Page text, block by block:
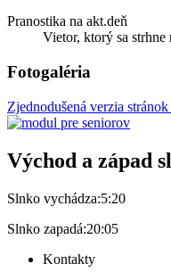
Pranostika na akt.deň
Vietor, ktorý sa
Fotogaléria
Zjednodušená verzia
Východ a západ
Slnko vychádza:5:20
Slnko zapadá:20:05
Kontakty